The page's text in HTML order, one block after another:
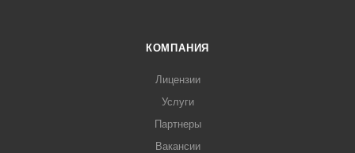
КОМПАНИЯ
Лицензии
Услуги
Партнеры
Вакансии